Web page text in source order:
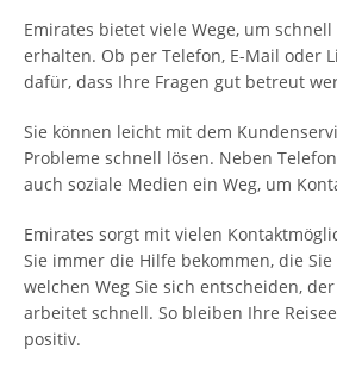
Emirates bietet viele Wege, um
erhalten. Ob per Telefon, E-Mail oder
dafür, dass Ihre Fragen gut betreut
Sie können leicht mit dem
Probleme schnell lösen. Neben
auch soziale Medien ein Weg, um
Emirates sorgt mit vielen
Sie immer die Hilfe bekommen, die
welchen Weg Sie sich entscheiden,
arbeitet schnell. So bleiben Ihre
positiv.